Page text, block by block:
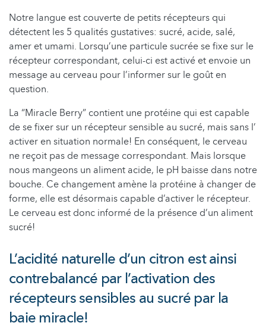
Notre langue est couverte de petits récepteurs qui
détectent les 5 qualités gustatives: sucré, acide, salé,
amer et umami. Lorsqu’une particule sucrée se fixe sur le
récepteur correspondant, celui-ci est activé et envoie un
message au cerveau pour l’informer sur le goût en
question.
La “Miracle Berry” contient une protéine qui est capable
de se fixer sur un récepteur sensible au sucré, mais sans l’
activer en situation normale! En conséquent, le cerveau
ne reçoit pas de message correspondant. Mais lorsque
nous mangeons un aliment acide, le pH baisse dans notre
bouche. Ce changement amène la protéine à changer de
forme, elle est désormais capable d’activer le récepteur.
Le cerveau est donc informé de la présence d’un aliment
sucré!
L’acidité naturelle d’un citron est ainsi
contrebalancé par l’activation des
récepteurs sensibles au sucré par la
baie miracle!